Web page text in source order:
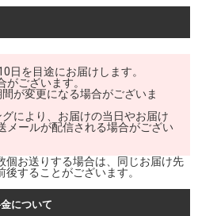
日を目途にお届けします。
ございます。
が変更になる場合がございま
により、お届けの当日やお届け
メールが配信される場合がござい
お送りする場合は、同じお届け先
することがございます。
について